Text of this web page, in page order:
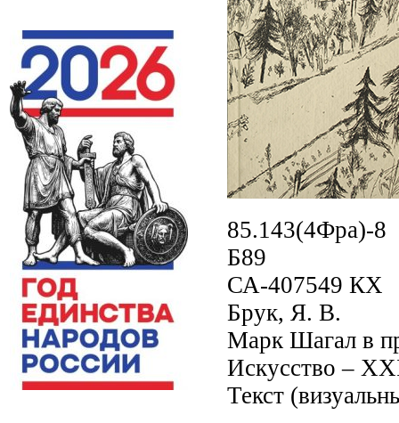
85.143(4Фра)-8
Б89
СА-407549 КХ
Брук, Я. В.
Марк Шагал в
Искусство –
Текст